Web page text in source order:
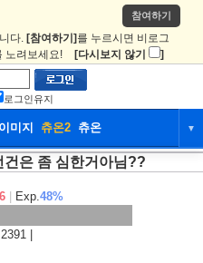
참여하기
다. [참여하기] 를 누르시면 비로그
노려보세요! [다시보지 않기 ]
로그인유지
이미지 츄온2 츄온 ▼
커뮤니티 애니만화
츄온2
건은 좀 심한거아님??
Exp.48%
|